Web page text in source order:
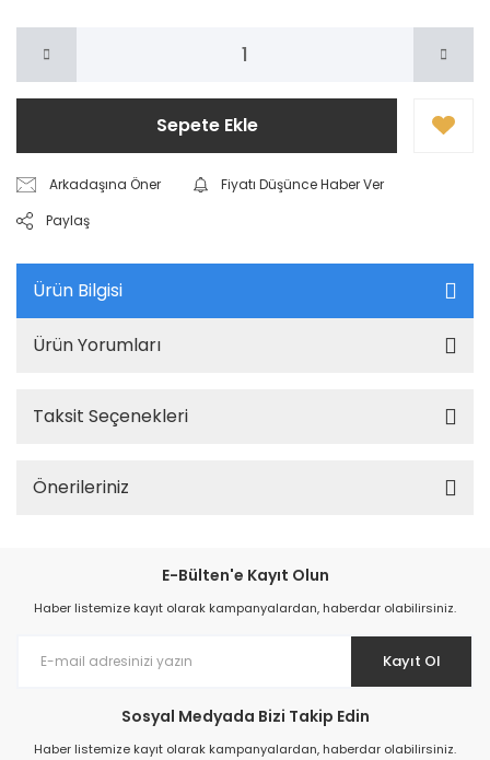
Sepete Ekle
Arkadaşına Öner
Fiyatı Düşünce Haber Ver
Paylaş
Ürün Bilgisi
Ürün Yorumları
Taksit Seçenekleri
Önerileriniz
E-Bülten'e Kayıt Olun
Haber listemize kayıt olarak kampanyalardan, haberdar olabilirsiniz.
Kayıt Ol
Sosyal Medyada Bizi Takip Edin
Haber listemize kayıt olarak kampanyalardan, haberdar olabilirsiniz.